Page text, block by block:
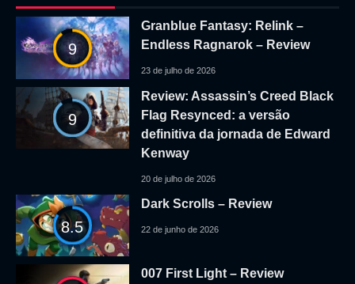
9
Granblue Fantasy: Relink –
Endless Ragnarok – Review
23 de julho de 2026
9
Review: Assassin’s Creed Black
Flag Resynced: a versão
definitiva da jornada de Edward
Kenway
20 de julho de 2026
8.5
Dark Scrolls – Review
22 de junho de 2026
007 First Light – Review